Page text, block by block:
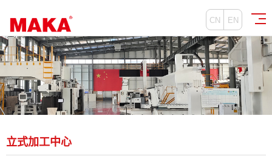
CN EN
立式加工中心